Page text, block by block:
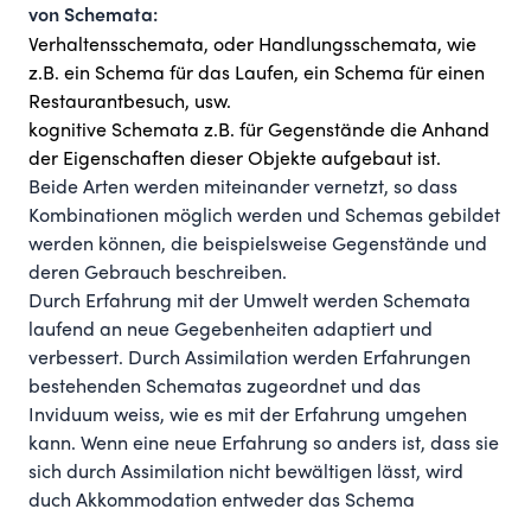
von Schemata:
Verhaltensschemata, oder Handlungsschemata, wie
z.B. ein Schema für das Laufen, ein Schema für einen
Restaurantbesuch, usw.
kognitive Schemata z.B. für Gegenstände die Anhand
der Eigenschaften dieser Objekte aufgebaut ist.
Beide Arten werden miteinander vernetzt, so dass
Kombinationen möglich werden und Schemas gebildet
werden können, die beispielsweise Gegenstände und
deren Gebrauch beschreiben.
Durch Erfahrung mit der Umwelt werden Schemata
laufend an neue Gegebenheiten adaptiert und
verbessert. Durch Assimilation werden Erfahrungen
bestehenden Schematas zugeordnet und das
Inviduum weiss, wie es mit der Erfahrung umgehen
kann. Wenn eine neue Erfahrung so anders ist, dass sie
sich durch Assimilation nicht bewältigen lässt, wird
duch Akkommodation entweder das Schema